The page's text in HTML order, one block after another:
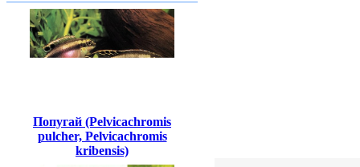
Попугай (Pelvicachromis
pulcher, Pelvicachromis
kribensis)